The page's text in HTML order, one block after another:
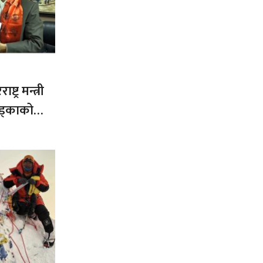
मन्त्री